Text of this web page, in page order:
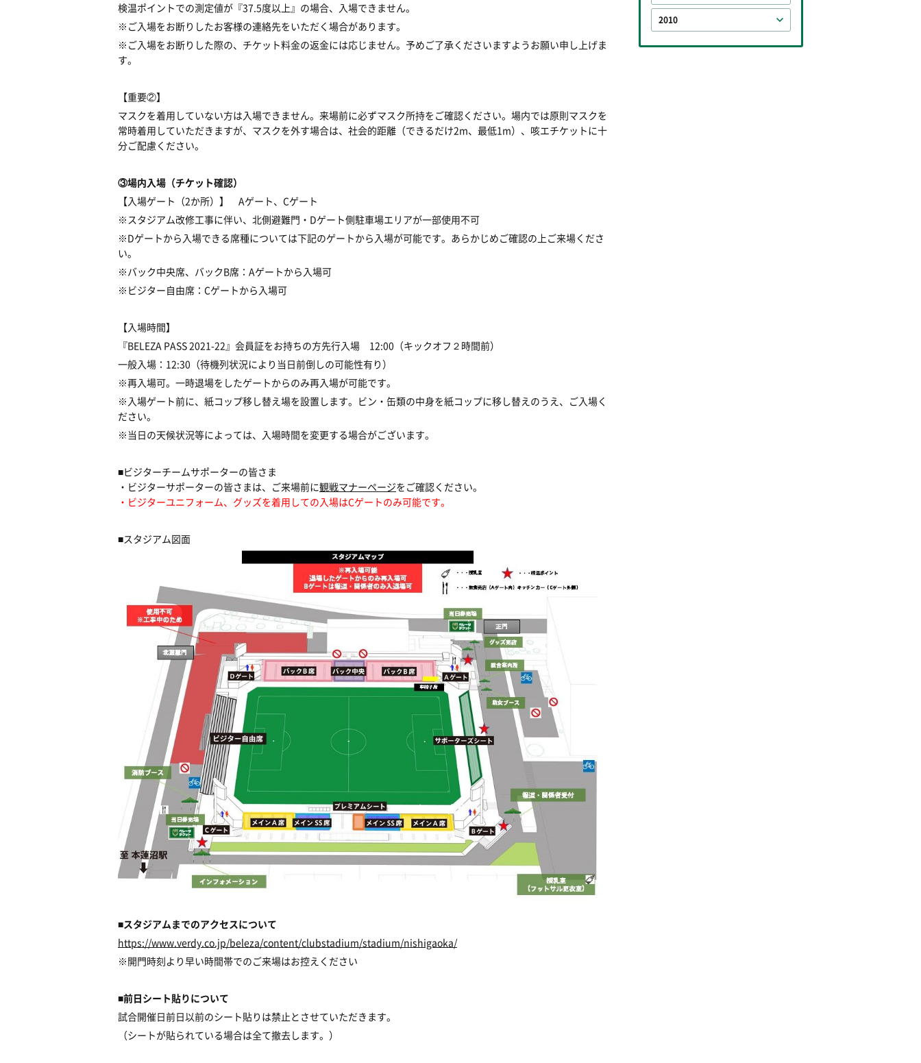
検温ポイントでの測定値が『37.5度以上』の場合、入場できません。
※ご入場をお断りしたお客様の連絡先をいただく場合があります。
※ご入場をお断りした際の、チケット料金の返金には応じません。予めご了承くださいますようお願い申し上げま
す。
【重要②】
マスクを着用していない方は入場できません。来場前に必ずマスク所持をご確認ください。場内では原則マスクを
常時着用していただきますが、マスクを外す場合は、社会的距離（できるだけ2m、最低1m）、咳エチケットに十
分ご配慮ください。
③場内入場（チケット確認）
【入場ゲート（2か所）】 Aゲート、Cゲート
※スタジアム改修工事に伴い、北側避難門・Dゲート側駐車場エリアが一部使用不可
※Dゲートから入場できる席種については下記のゲートから入場が可能です。あらかじめご確認の上ご来場くださ
い。
※バック中央席、バックB席：Aゲートから入場可
※ビジター自由席：Cゲートから入場可
【入場時間】
『BELEZA PASS 2021-22』会員証をお持ちの方先行入場 12:00（キックオフ２時間前）
一般入場：12:30（待機列状況により当日前倒しの可能性有り）
※再入場可。一時退場をしたゲートからのみ再入場が可能です。
※入場ゲート前に、紙コップ移し替え場を設置します。ビン・缶類の中身を紙コップに移し替えのうえ、ご入場く
ださい。
※当日の天候状況等によっては、入場時間を変更する場合がございます。
■ビジターチームサポーターの皆さま
・ビジターサポーターの皆さまは、ご来場前に観戦マナーページをご確認ください。
・ビジターユニフォーム、グッズを着用しての入場はCゲートのみ可能です。
■スタジアム図面
■スタジアムまでのアクセスについて
https://www.verdy.co.jp/beleza/content/clubstadium/stadium/nishigaoka/
※開門時刻より早い時間帯でのご来場はお控えください
■前日シート貼りについて
試合開催日前日以前のシート貼りは禁止とさせていただきます。
（シートが貼られている場合は全て撤去します。）
2010